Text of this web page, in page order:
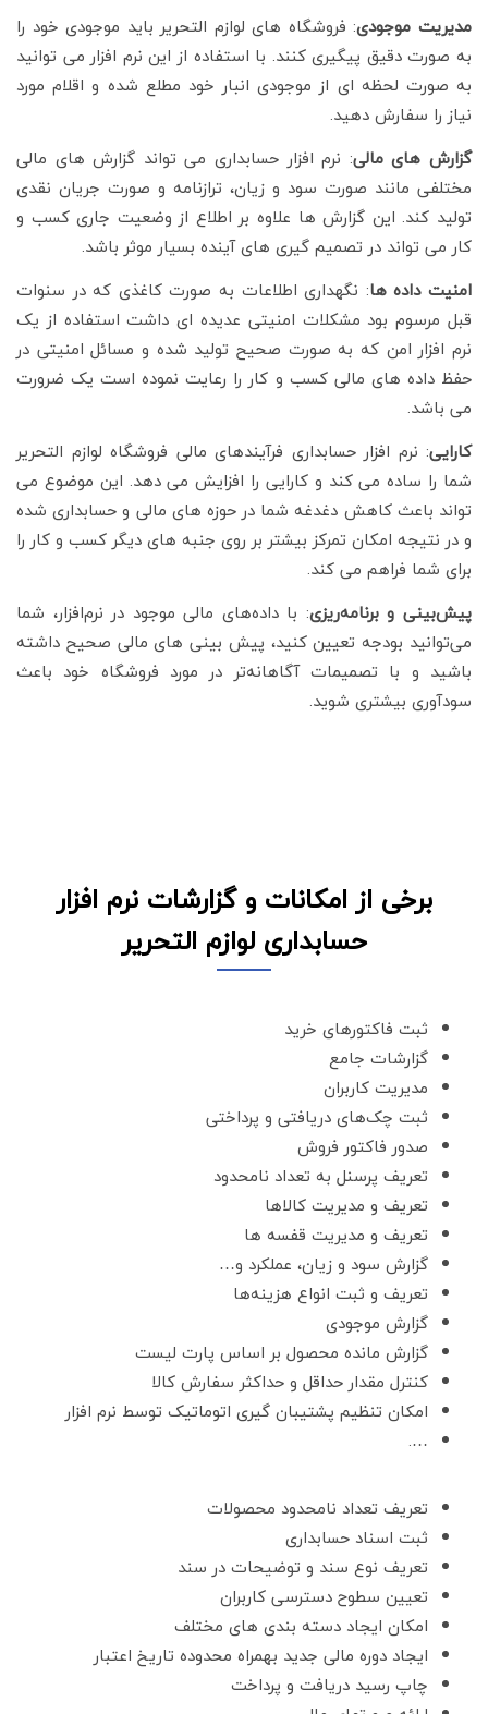
مدیریت موجودی: فروشگاه های لوازم التحریر باید موجودی خود را
به صورت دقیق پیگیری کنند. با استفاده از این نرم افزار می توانید
به صورت لحظه ای از موجودی انبار خود مطلع شده و اقلام مورد
نیاز را سفارش دهید.
گزارش های مالی: نرم افزار حسابداری می تواند گزارش های مالی
مختلفی مانند صورت سود و زیان، ترازنامه و صورت جریان نقدی
تولید کند. این گزارش ها علاوه بر اطلاع از وضعیت جاری کسب و
کار می تواند در تصمیم گیری های آینده بسیار موثر باشد.
امنیت داده ها: نگهداری اطلاعات به صورت کاغذی که در سنوات
قبل مرسوم بود مشکلات امنیتی عدیده ای داشت استفاده از یک
نرم افزار امن که به صورت صحیح تولید شده و مسائل امنیتی در
حفظ داده های مالی کسب و کار را رعایت نموده است یک ضرورت
می باشد.
کارایی: نرم افزار حسابداری فرآیندهای مالی فروشگاه لوازم التحریر
شما را ساده می کند و کارایی را افزایش می دهد. این موضوع می
تواند باعث کاهش دغدغه شما در حوزه های مالی و حسابداری شده
و در نتیجه امکان تمرکز بیشتر بر روی جنبه های دیگر کسب و کار را
برای شما فراهم می کند.
پیش‌بینی و برنامه‌ریزی: با داده‌های مالی موجود در نرم‌افزار، شما
می‌توانید بودجه تعیین کنید، پیش بینی های مالی صحیح داشته
باشید و با تصمیمات آگاهانه‌تر در مورد فروشگاه خود باعث
سودآوری بیشتری شوید.
برخی از امکانات و گزارشات نرم افزار
حسابداری لوازم التحریر
ثبت فاکتورهای خرید
گزارشات جامع
مدیریت کاربران
ثبت چک‌های دریافتی و پرداختی
صدور فاکتور فروش
تعریف پرسنل به تعداد نامحدود
تعریف و مدیریت کالاها
تعریف و مدیریت قفسه ها
گزارش سود و زیان، عملکرد و…
تعریف و ثبت انواع هزینه‌ها
گزارش موجودی
گزارش مانده محصول بر اساس پارت لیست
کنترل مقدار حداقل و حداکثر سفارش کالا
امکان تنظیم پشتیبان گیری اتوماتیک توسط نرم افزار
….
تعریف تعداد نامحدود محصولات
ثبت اسناد حسابداری
تعریف نوع سند و توضیحات در سند
تعیین سطوح دسترسی کاربران
امکان ایجاد دسته بندی های مختلف
ایجاد دوره مالی جدید بهمراه محدوده تاریخ اعتبار
چاپ رسید دریافت و پرداخت